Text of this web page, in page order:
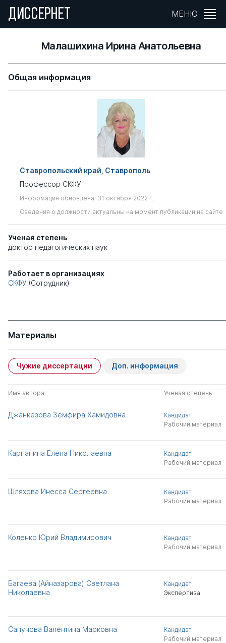
ДИССЕРНЕТ МЕНЮ
Малашихина Ирина Анатольевна
Общая информация
Ставропольский край, Ставрополь
Профессор СКФУ
Информация обновлена: 31 октября 2022 г.
Сведения о должности актуальны на момент публикации на сайте
Ученая степень
доктор педагогических наук
Работает в организациях
СКФУ (Сотрудник)
Материалы
Чужие диссертации Доп. информация
Имя автора Ученая степень
Джанкезова Земфира Хамидовна
Кандидат
Рабочий материал
Карпанина Елена Николаевна
Кандидат
Рабочий материал
Шляхова Инесса Сергеевна
Кандидат
Рабочий материал
Коленко Юрий Владимирович
Кандидат
Рабочий материал
Багаева (Айназарова) Светлана
Николаевна
Кандидат
Экспертиза
Сапунова Валентина Марковна
Кандидат
Рабочий материал